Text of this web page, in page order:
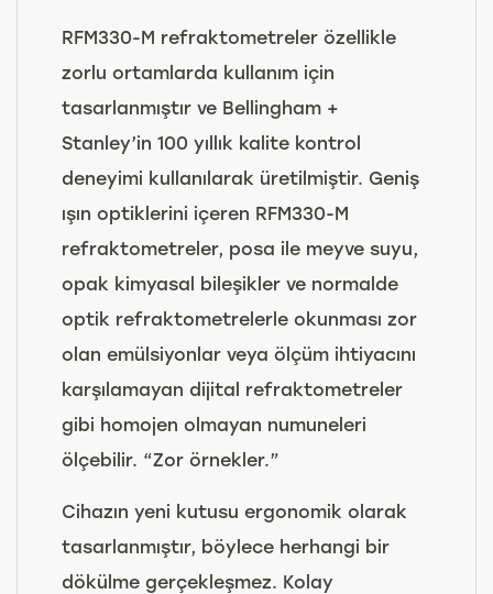
RFM330-M refraktometreler özellikle
zorlu ortamlarda kullanım için
tasarlanmıştır ve Bellingham +
Stanley’in 100 yıllık kalite kontrol
deneyimi kullanılarak üretilmiştir. Geniş
ışın optiklerini içeren RFM330-M
refraktometreler, posa ile meyve suyu,
opak kimyasal bileşikler ve normalde
optik refraktometrelerle okunması zor
olan emülsiyonlar veya ölçüm ihtiyacını
karşılamayan dijital refraktometreler
gibi homojen olmayan numuneleri
ölçebilir. “Zor örnekler.”
Cihazın yeni kutusu ergonomik olarak
tasarlanmıştır, böylece herhangi bir
dökülme gerçekleşmez. Kolay